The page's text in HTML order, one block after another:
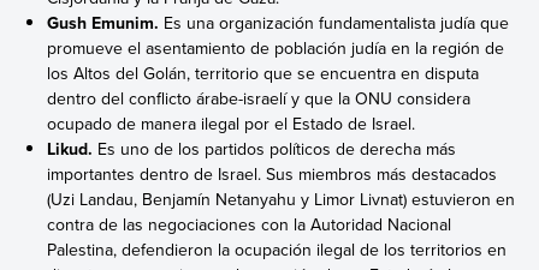
Gush Emunim. Es una organización fundamentalista judía que
promueve el asentamiento de población judía en la región de
los Altos del Golán, territorio que se encuentra en disputa
dentro del conflicto árabe-israelí y que la ONU considera
ocupado de manera ilegal por el Estado de Israel.
Likud. Es uno de los partidos políticos de derecha más
importantes dentro de Israel. Sus miembros más destacados
(Uzi Landau, Benjamín Netanyahu y Limor Livnat) estuvieron en
contra de las negociaciones con la Autoridad Nacional
Palestina, defendieron la ocupación ilegal de los territorios en